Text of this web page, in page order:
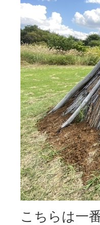
こちらは一